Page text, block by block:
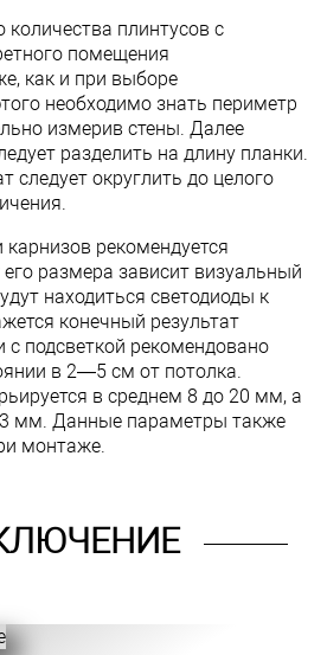
плинтусов с
помещения
как и при выборе
необходимо знать периметр
измерив стены. Далее
разделить на длину планки.
следует округлить до целого
карнизов рекомендуется
размера зависит визуальный
находиться светодиоды к
конечный результат
подсветкой рекомендовано
в 2—5 см от потолка.
в среднем 8 до 20 мм, а
мм. Данные параметры также
монтаже.